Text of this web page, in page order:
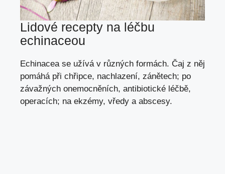
Lidové recepty na léčbu
echinaceou
Echinacea se užívá v různých formách. Čaj z něj
pomáhá při chřipce, nachlazení, zánětech; po
závažných onemocněních, antibiotické léčbě,
operacích; na ekzémy, vředy a abscesy.